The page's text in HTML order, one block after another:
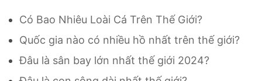
Có Bao Nhiêu Loài Cá Trên Thế Giới?
Quốc gia nào có nhiều hồ nhất trên thế giới?
Đâu là sân bay lớn nhất thế giới 2024?